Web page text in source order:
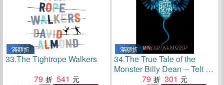
滿額折
33.The Tightrope Walkers
79
541
滿額折
34.The True Tale of the
Monster Billy Dean ─ Telt by
79 301